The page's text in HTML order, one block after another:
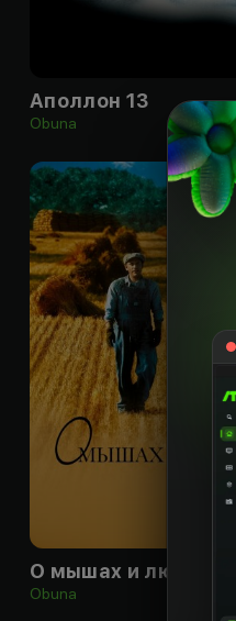
Аполлон 13
Obuna
О мышах и людях
Obuna